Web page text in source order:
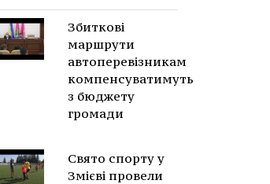
Збиткові
маршрути
автоперевізникам
компенсуватимуть
з бюджету
громади
Свято спорту у
Змієві провели